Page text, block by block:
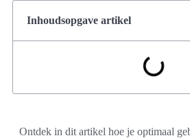
Inhoudsopgave artikel
Ontdek in dit artikel hoe je optimaal